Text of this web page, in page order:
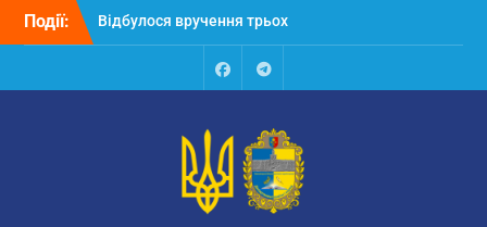
Перейти
Події:
Відбулося вручення трьох
автобусів для потреб
Відбулося засідання
освіти та науки обласної
державної адміністрації
Відбулась обласна
FacebookTalegram